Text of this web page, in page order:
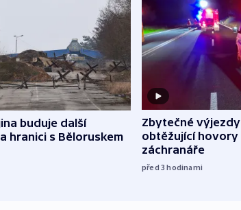
buduje další
hranici s Běloruskem
Zbytečné výjezdy
obtěžující hovory
záchranáře
před 3hodinami